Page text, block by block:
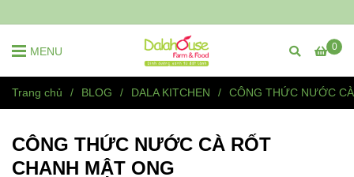
0
MENU
Trang chủ / BLOG / DALA KITCHEN / CÔNG THỨC NƯỚC
CÔNG THỨC NƯỚC CÀ RỐT
CHANH MẬT ONG